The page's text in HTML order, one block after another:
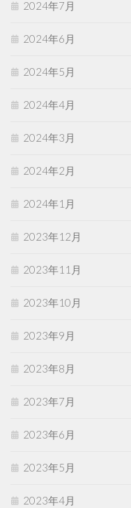
2024年7月
2024年6月
2024年5月
2024年4月
2024年3月
2024年2月
2024年1月
2023年12月
2023年11月
2023年10月
2023年9月
2023年8月
2023年7月
2023年6月
2023年5月
2023年4月